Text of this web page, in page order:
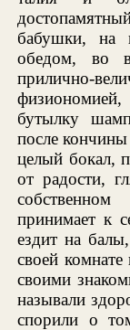
бабушки, на
обедом, во
прилично-
физиономией,
бутылку
после
целый бокал,
от радости,
принимает к
ездит на
своей
своими
называли
спорили о